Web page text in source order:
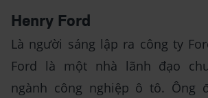
Henry Ford
Là người sáng lập ra công ty
Ford là một nhà lãnh đạo
ngành công nghiệp ô tô. Ông